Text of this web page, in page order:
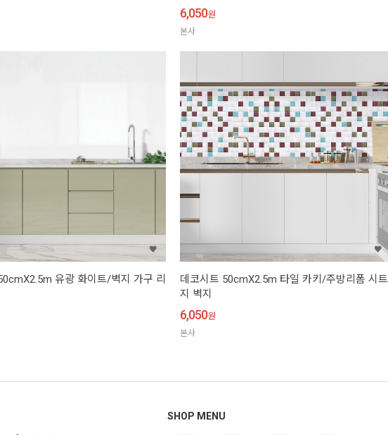
6,050원
본사
유광 화이트/벽지 가구 리
데코시트 50cmX2.5m 타일 카키/주방리폼 시트
지 벽지
6,050원
본사
SHOP MENU